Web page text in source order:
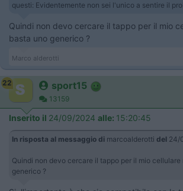
questi: Evidentemente non sei l'unico a sentire il
Quindi non devo cercare il tappo per il mio
basta uno generico ?
Marco alderotti
22 sport15
13159
Inserito il 24/09/2024 alle: 15:20:45
In risposta al messaggio di marcoalderotti del 24/
Quindi non devo cercare il tappo per il mio cellulare
generico ?